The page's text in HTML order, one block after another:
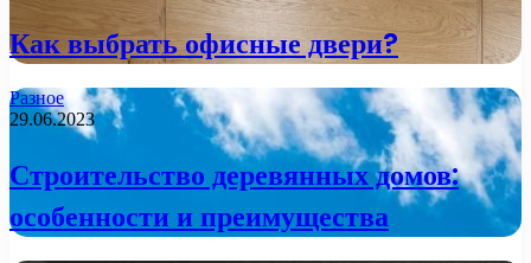
Как выбрать офисные двери?
Разное
29.06.2023
Строительство деревянных домов:
особенности и преимущества